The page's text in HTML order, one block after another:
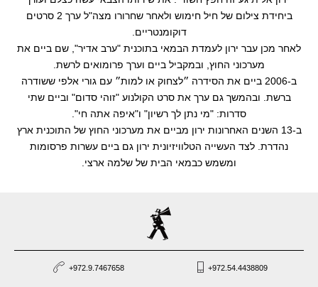
ביחידת צילום של חיל חימוש ולאחר שחרורו מצה"ל ערך 2 סרטים
דוקומנטריים.
לאחר מכן עבר ירון לעמדת הבמאי בתוכנית "ערב אדיר", שם ביים את
מערכוני החוץ, ובמקביל ביים וערך פרומואים לרשת.
ב-2006 ביים את הסידרה ״לצחוק או למות״ עם גורי אלפי ששודרה
ברשת. ובהמשך גם ערך את סרט הקולנוע "זוהי סדום" וביים שתי
סדרות: "מי נתן לך רשיון" ו"איפה אתה חי".
ב-13 השנים האחרונות ירון מביים את מערכוני החוץ של התוכנית ארץ
נהדרת. לצד העשייה הטלוויזיונית ירון גם ביים עשרות פרסומות
ומשמש כבמאי הבית של שלמה ארצי.
+972.9.7467658 +972.54.4438809